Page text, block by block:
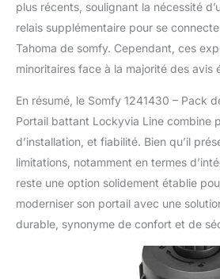
plus récents, soulignant la nécessité
relais supplémentaire pour se
Tahoma de somfy. Cependant, ces
minoritaires face à la majorité des avis
En résumé, le Somfy 1241430 – Pack
Portail battant Lockyvia Line combine
d’installation, et fiabilité. Bien qu’il
limitations, notamment en termes
reste une option solidement établie
moderniser son portail avec une
durable, synonyme de confort et de